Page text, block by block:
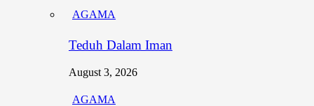
AGAMA
Teduh Dalam Iman
August 3, 2026
AGAMA